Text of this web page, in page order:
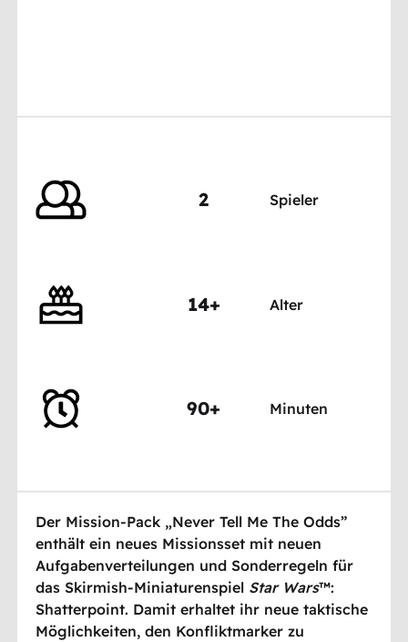
2 Spieler
14+ Alter
90+ Minuten
Der Mission-Pack „Never Tell Me The Odds”
enthält ein neues Missionsset mit neuen
Aufgabenverteilungen und Sonderregeln für
das Skirmish-Miniaturenspiel Star Wars™:
Shatterpoint. Damit erhaltet ihr neue taktische
Möglichkeiten, den Konfliktmarker zu